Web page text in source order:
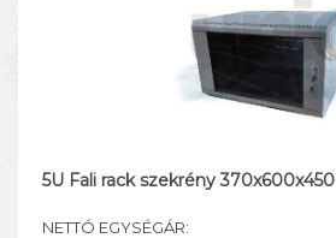
5U Fali rack szekrény 370x600x450
NETTÓ EGYSÉGÁR: